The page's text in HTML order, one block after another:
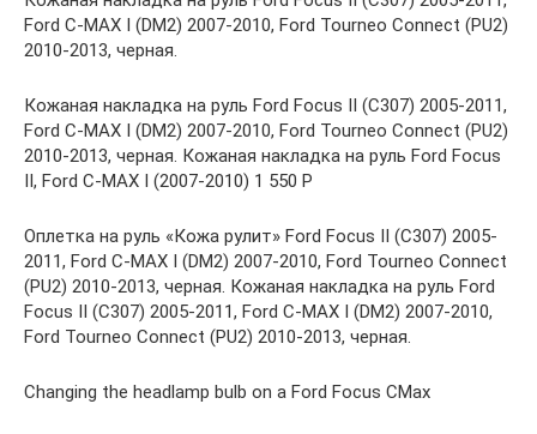
Ford C-MAX I (DM2) 2007-2010, Ford Tourneo Connect (PU2)
2010-2013, черная.
Кожаная накладка на руль Ford Focus II (C307) 2005-2011,
Ford C-MAX I (DM2) 2007-2010, Ford Tourneo Connect (PU2)
2010-2013, черная. Кожаная накладка на руль Ford Focus
II, Ford C-MAX I (2007-2010) 1 550 Р
Оплетка на руль «Кожа рулит» Ford Focus II (C307) 2005-
2011, Ford C-MAX I (DM2) 2007-2010, Ford Tourneo Connect
(PU2) 2010-2013, черная. Кожаная накладка на руль Ford
Focus II (C307) 2005-2011, Ford C-MAX I (DM2) 2007-2010,
Ford Tourneo Connect (PU2) 2010-2013, черная.
Changing the headlamp bulb on a Ford Focus CMax